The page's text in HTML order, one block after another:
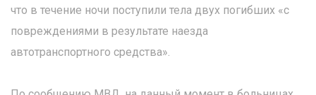
что в течение ночи поступили тела двух погибших «с
повреждениями в результате наезда
автотранспортного средства».